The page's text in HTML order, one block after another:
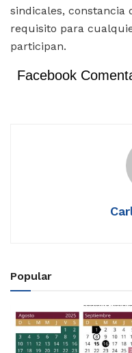
sindicales, constancia
requisito para
participan.
Facebook
Popular